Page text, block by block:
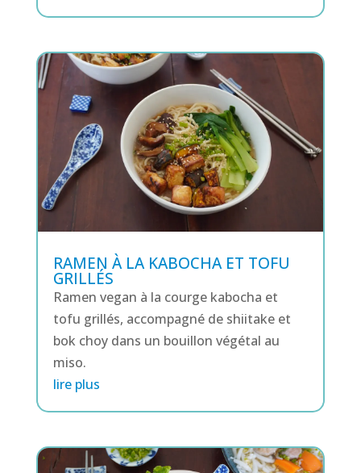
RAMEN À LA KABOCHA ET TOFU
GRILLÉS
Ramen vegan à la courge kabocha et
tofu grillés, accompagné de shiitake et
bok choy dans un bouillon végétal au
miso.
lire plus